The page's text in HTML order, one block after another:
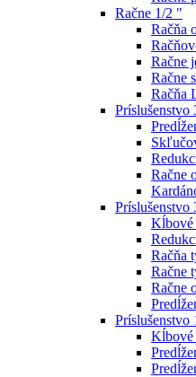
Račne 1/2 "
Račňa
Račne
Račne
Račňa
Príslušenstvo
Račne
Príslušenstvo
Kĺbové
Račňa
Račne
Račne
Príslušenstvo
Kĺbové